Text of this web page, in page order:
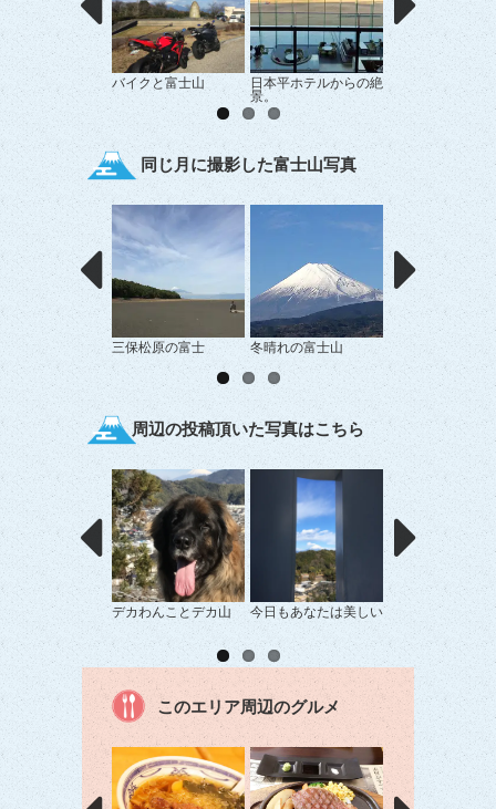
バイクと富士山
日本平ホテルからの絶
景。
清水区上原から
山
同じ月に撮影した富士山写真
三保松原の富士 冬晴れの富士山
すそ野まで真っ
士山
周辺の投稿頂いた写真はこちら
デカわんことデカ山 今日もあなたは美しい カモメ舞う
このエリア周辺のグルメ